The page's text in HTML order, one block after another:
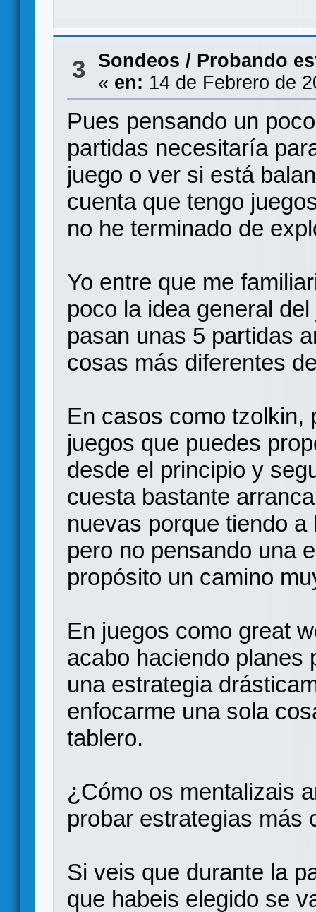
3 Sondeos / Probando
« en: 14 de Febrero de
Pues pensando un
partidas necesitaría
juego o ver si está
cuenta que tengo
no he terminado de
Yo entre que me
poco la idea general
pasan unas 5 partidas
cosas más diferentes
En casos como tzolkin,
juegos que puedes
desde el principio y
cuesta bastante
nuevas porque tiendo
pero no pensando una
propósito un camino
En juegos como great
acabo haciendo planes
una estrategia
enfocarme una sola
tablero.
¿Cómo os mentalizais
probar estrategias más
Si veis que durante la
que habeis elegido se